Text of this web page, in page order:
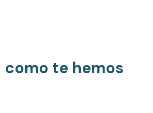
te hemos